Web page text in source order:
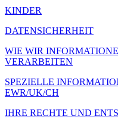
KINDER
DATENSICHERHEIT
WIE WIR
VERARBEITEN
SPEZIELLE
EWR/UK/CH
IHRE RECHTE UND